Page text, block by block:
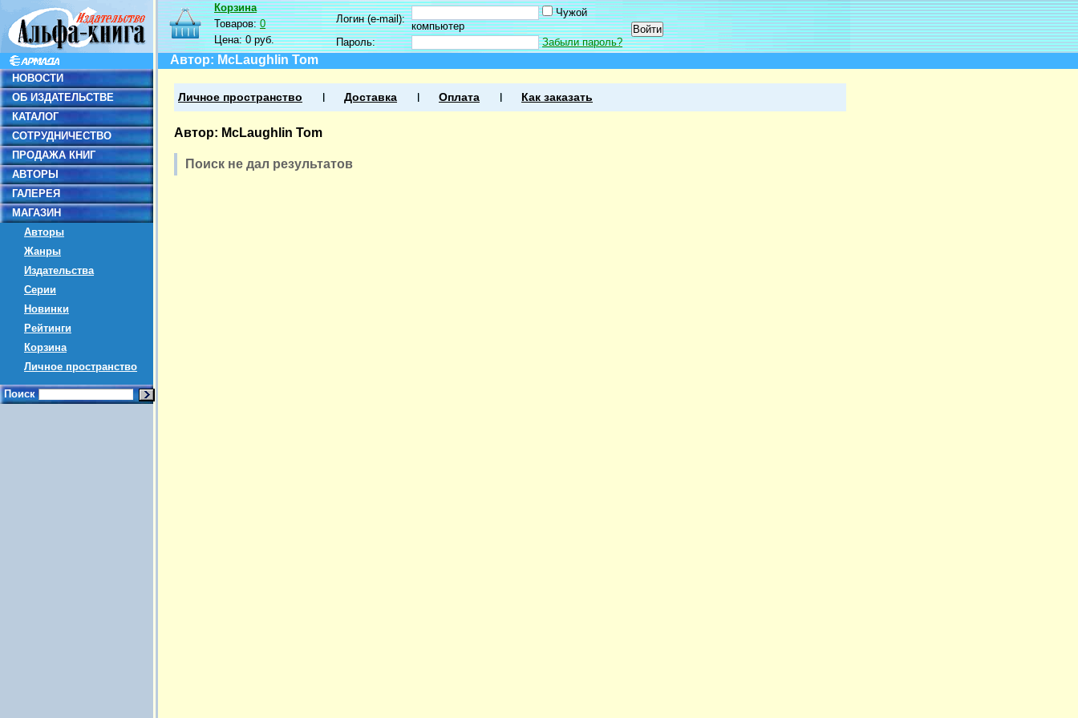
НОВОСТИ
ОБ ИЗДАТЕЛЬСТВЕ
КАТАЛОГ
СОТРУДНИЧЕСТВО
ПРОДАЖА КНИГ
АВТОРЫ
ГАЛЕРЕЯ
МАГАЗИН
Авторы
Жанры
Издательства
Серии
Новинки
Рейтинги
Корзина
Личное пространство
Поиск
Корзина
Товаров:0
Цена:0 руб.
Логин (e-mail):
Чужой
компьютер
Пароль:
Забыли пароль?
Автор: McLaughlin Tom
Личное пространство Доставка Оплата Как заказать
Автор: McLaughlin Tom
Поиск не дал результатов